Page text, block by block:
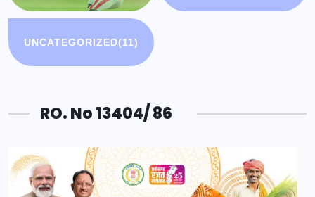
UNCATEGORIZED(11)
RO. No 13404/ 86